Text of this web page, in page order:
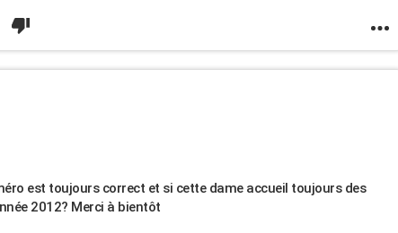
est toujours correct et si cette dame accueil toujours des
2012? Merci à bientôt